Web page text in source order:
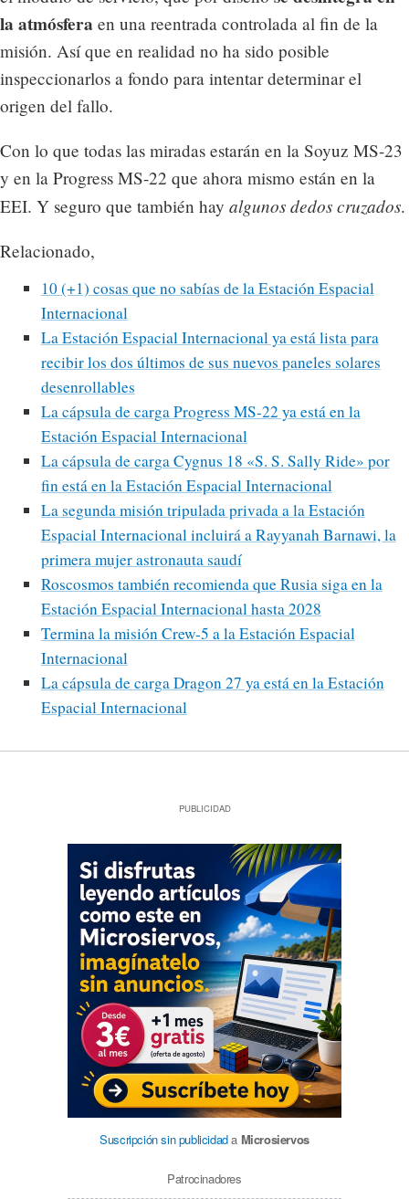
la atmósfera en una reentrada controlada al fin de la
misión. Así que en realidad no ha sido posible
inspeccionarlos a fondo para intentar determinar el
origen del fallo.
Con lo que todas las miradas estarán en la Soyuz MS-23
y en la Progress MS-22 que ahora mismo están en la
EEI. Y seguro que también hay algunos dedos cruzados.
Relacionado,
10 (+1) cosas que no sabías de la Estación Espacial
Internacional
La Estación Espacial Internacional ya está lista para
recibir los dos últimos de sus nuevos paneles solares
desenrollables
La cápsula de carga Progress MS-22 ya está en la
Estación Espacial Internacional
La cápsula de carga Cygnus 18 «S. S. Sally Ride» por
fin está en la Estación Espacial Internacional
La segunda misión tripulada privada a la Estación
Espacial Internacional incluirá a Rayyanah Barnawi, la
primera mujer astronauta saudí
Roscosmos también recomienda que Rusia siga en la
Estación Espacial Internacional hasta 2028
Termina la misión Crew-5 a la Estación Espacial
Internacional
La cápsula de carga Dragon 27 ya está en la Estación
Espacial Internacional
PUBLICIDAD
Suscripción sin publicidada Microsiervos
Patrocinadores